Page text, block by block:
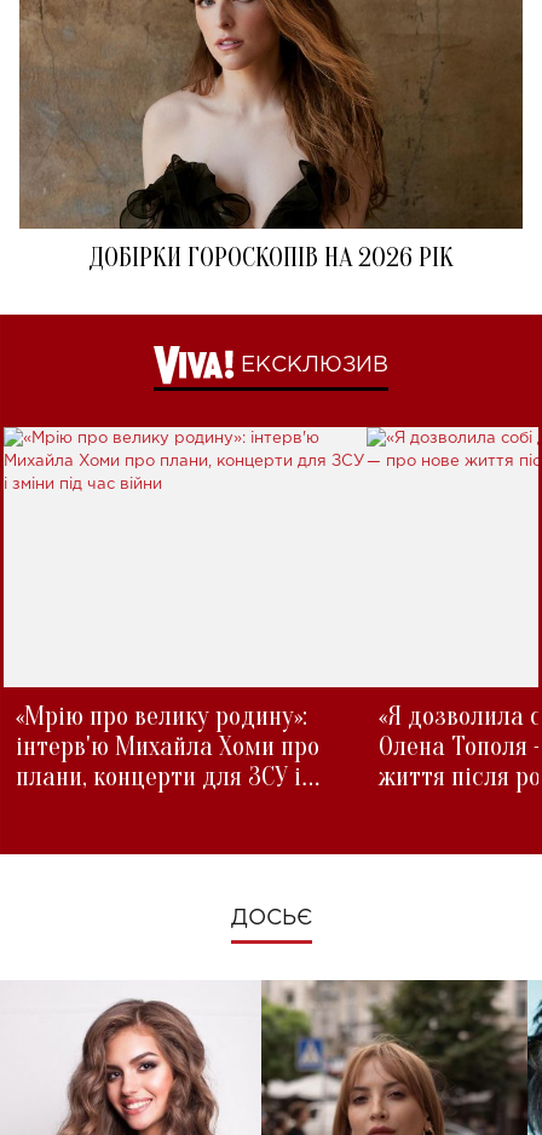
ДОБІРКИ ГОРОСКОПІВ НА 2026 РІК
ЕКСКЛЮЗИВ
«Мрію про велику родину»:
інтерв'ю Михайла Хоми про
плани, концерти для ЗСУ і
«Я дозволила
Олена Тополя
життя після
ДОСЬЄ